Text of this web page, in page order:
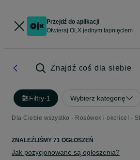
Przejdź do aplikacji
Otwieraj OLX jednym tapnięciem
Znajdź coś dla siebie
Filtry·1 Wybierz kategorię
Dla Ciebie wszystko - Rosówek i okolice! -
ZNALEŹLIŚMY 71 OGŁOSZEŃ
Jak pozycjonowane są ogłoszenia?